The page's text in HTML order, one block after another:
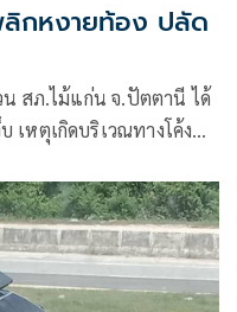
ลิกหงายท้อง ปลัด
น สภ.ไม้แก่น จ.ปัตตานี ได้
เหตุเกิดบริเวณทางโค้ง